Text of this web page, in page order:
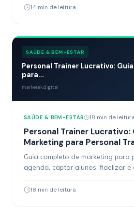
14 min de leitura
SAÚDE & BEM-ESTAR
Personal Trainer Lucrativo:
para...
marketek.digital
SAÚDE & BEM-ESTAR 18 min de leitura
Personal Trainer
Marketing para Personal
Guia completo de marketing para
agenda, captar alunos, fidelizar
18 min de leitura